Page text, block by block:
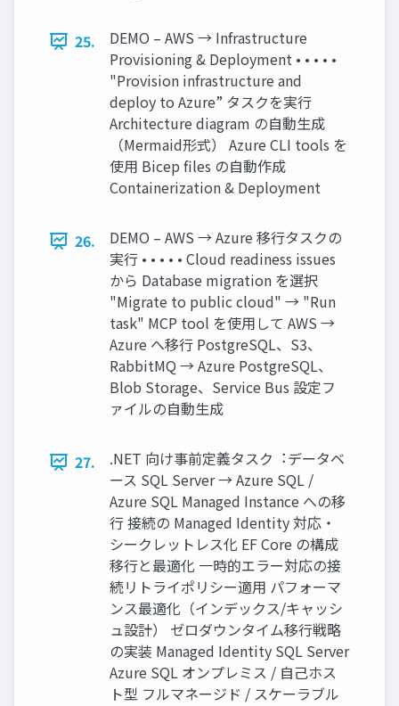
25.
DEMO – AWS → Infrastructure
Provisioning & Deployment • • • • •
"Provision infrastructure and
deploy to Azure” タスクを実⾏
Architecture diagram の⾃動⽣成
（Mermaid形式） Azure CLI tools を
使⽤ Bicep files の⾃動作成
Containerization & Deployment
26.
DEMO – AWS → Azure 移⾏タスクの
実⾏ • • • • • Cloud readiness issues
から Database migration を選択
"Migrate to public cloud" → "Run
task" MCP tool を使⽤して AWS →
Azure へ移⾏ PostgreSQL、S3、
RabbitMQ → Azure PostgreSQL、
Blob Storage、Service Bus 設定フ
ァイルの⾃動⽣成
27.
.NET 向け事前定義タスク︓データベ
ース SQL Server → Azure SQL /
Azure SQL Managed Instance への移
⾏ 接続の Managed Identity 対応・
シークレットレス化 EF Core の構成
移⾏と最適化 ⼀時的エラー対応の接
続リトライポリシー適⽤ パフォーマ
ンス最適化（インデックス/キャッシ
ュ設計） ゼロダウンタイム移⾏戦略
の実装 Managed Identity SQL Server
Azure SQL オンプレミス / ⾃⼰ホス
ト型 フルマネージド / スケーラブル